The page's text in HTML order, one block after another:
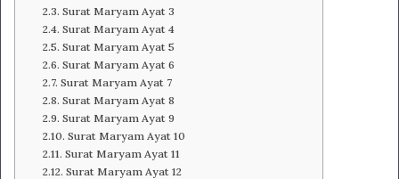
Surat Maryam Ayat 3
Surat Maryam Ayat 4
Surat Maryam Ayat 5
Surat Maryam Ayat 6
Surat Maryam Ayat 7
Surat Maryam Ayat 8
Surat Maryam Ayat 9
Surat Maryam Ayat 10
Surat Maryam Ayat 11
Surat Maryam Ayat 12